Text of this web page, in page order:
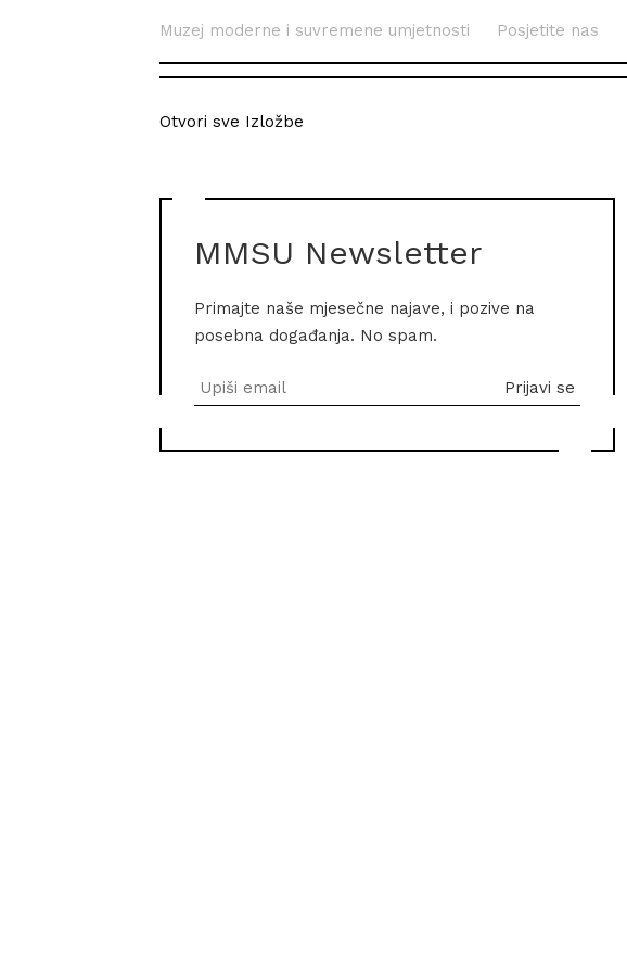
Muzej moderne i suvremene umjetnosti Posjetite nas
Otvori sve Izložbe
MMSU Newsletter
Primajte naše mjesečne najave, i pozive na
posebna događanja. No spam.